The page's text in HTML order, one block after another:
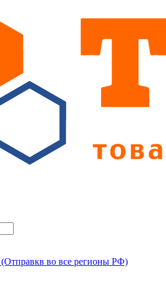
во все регионы РФ)